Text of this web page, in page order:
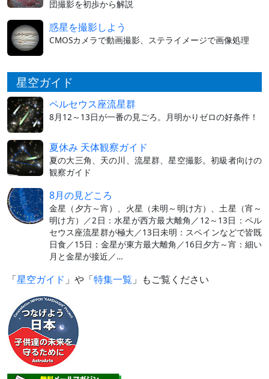
団撮影を初歩から解説
惑星を撮影しよう
CMOSカメラで動画撮影、ステライメージで画像処理
星空ガイド
ペルセウス座流星群
8月12～13日が一番の見ごろ。月明かりゼロの好条件！
夏休み 天体観察ガイド
夏の大三角、天の川、流星群、星空撮影。初級者向けの
観察ガイド
8月の見どころ
金星（夕方～宵）、火星（未明～明け方）、土星（宵～
明け方）／2日：水星が西方最大離角／12～13日：ペル
セウス座流星群が極大／13日未明：スペインなどで皆既
日食／15日：金星が東方最大離角／16日夕方～宵：細い
月と金星が接近／…
「星空ガイド 」や「特集一覧 」もご覧ください